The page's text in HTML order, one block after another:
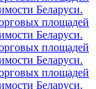
Беларуси.
площадей
Беларуси.
площадей
Беларуси.
площадей
Беларуси.